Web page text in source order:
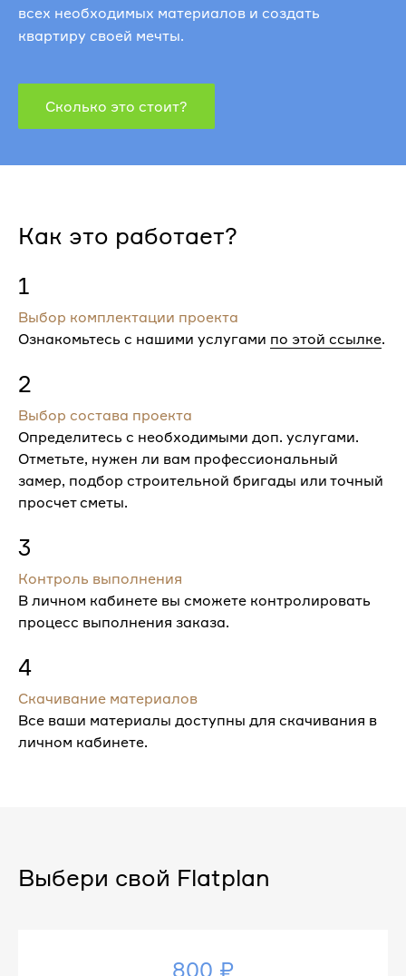
всех необходимых материалов и создать
квартиру своей мечты.
Сколько это стоит?
Как это работает?
1
Выбор комплектации проекта
Ознакомьтесь с нашими услугами по этой ссылке.
2
Выбор состава проекта
Определитесь с необходимыми доп. услугами.
Отметьте, нужен ли вам профессиональный
замер, подбор строительной бригады или точный
просчет сметы.
3
Контроль выполнения
В личном кабинете вы сможете контролировать
процесс выполнения заказа.
4
Скачивание материалов
Все ваши материалы доступны для скачивания в
личном кабинете.
Выбери свой Flatplan
800 ₽